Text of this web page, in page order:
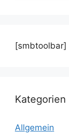
[smbtoolbar]
Kategorien
Allgemein